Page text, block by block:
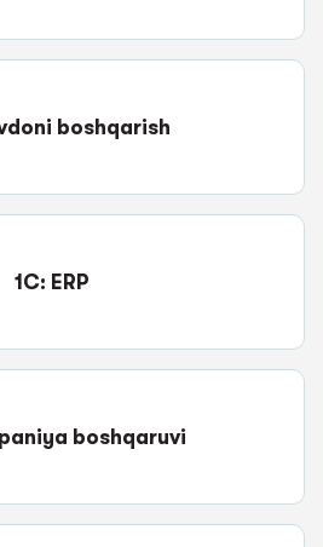
boshqarish
1C: ERP
boshqaruvi